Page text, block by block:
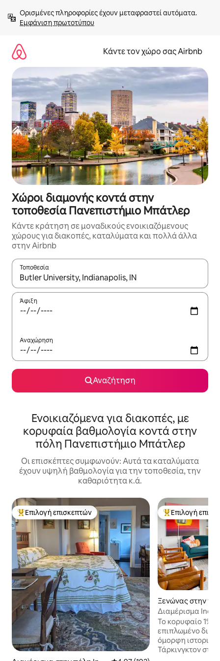
στο
περιεχόμενοΕμφάνιση πρωτοτύπου
Κάντε τον χώρο σας Airbnb
Χώροι διαμονής κοντά στην
τοποθεσία Πανεπιστήμιο Μπάτλερ
Κάντε κράτηση σε μοναδικούς ενοικιαζόμενους
χώρους για διακοπές, καταλύματα και πολλά άλλα
στην Airbnb
Τοποθεσία
Όταν τα αποτελέσματα είναι διαθέσιμα, μπορείτε να
Άφιξη
Αναχώρηση
Αναζήτηση
Ενοικιαζόμενα για διακοπές, με
κορυφαία βαθμολογία κοντά στην
πόλη Πανεπιστήμιο Μπάτλερ
Οι επισκέπτες συμφωνούν: Αυτά τα καταλύματα
έχουν υψηλή βαθμολογία για την τοποθεσία, την
καθαριότητα κ.ά.
Κορυφαία επιλογή επισκεπτών
Επιλογή επισκεπτών Κορυφαία
Επιλογή
Ξενώνας στην
is
Διαμέρισμα Indy
Carriage House
Το κορυφαίο 1%
επιπλωμένο
όμορφη ιστορική
Τάρκινγκτον στο